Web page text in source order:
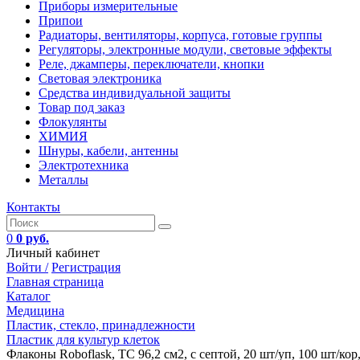
Приборы измерительные
Припои
Радиаторы, вентиляторы, корпуса, готовые группы
Регуляторы, электронные модули, световые эффекты
Реле, джамперы, переключатели, кнопки
Световая электроника
Средства индивидуальной защиты
Товар под заказ
Флокулянты
ХИМИЯ
Шнуры, кабели, антенны
Электротехника
Металлы
Контакты
0 0 руб.
Личный кабинет
Войти / Регистрация
Главная страница
Каталог
Медицина
Пластик, стекло, принадлежности
Пластик для культур клеток
Флаконы Roboflask, ТС 96,2 см2, с септой, 20 шт/уп, 100 шт/